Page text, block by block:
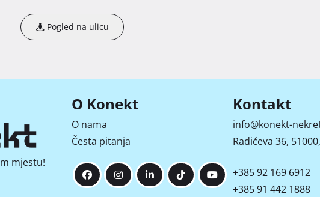
Pogled na ulicu
mjestu!
O Konekt
O nama
Česta pitanja
Kontakt
info@konekt-
Radićeva 36,
+385 92 169 6912
+385 91 442 1888